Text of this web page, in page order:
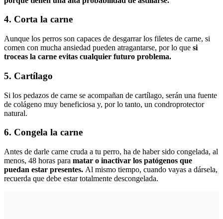
4. Corta la carne
Aunque los perros son capaces de desgarrar los filetes de carne, si
comen con mucha ansiedad pueden atragantarse, por lo que si
troceas la carne evitas cualquier futuro problema.
5. Cartílago
Si los pedazos de carne se acompañan de cartílago, serán una fuente
de colágeno muy beneficiosa y, por lo tanto, un condroprotector
natural.
6. Congela la carne
Antes de darle carne cruda a tu perro, ha de haber sido congelada, al
menos, 48 horas para matar o inactivar los patógenos que
puedan estar presentes. Al mismo tiempo, cuando vayas a dársela,
recuerda que debe estar totalmente descongelada.